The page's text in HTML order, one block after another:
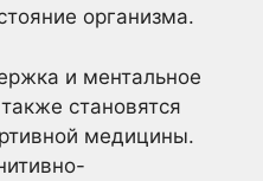
организма.
и ментальное
становятся
медицины.